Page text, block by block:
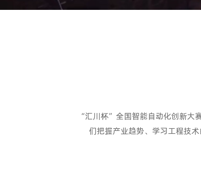
“汇川杯”全国智能自动化创新大
们把握产业趋势、学习工程技